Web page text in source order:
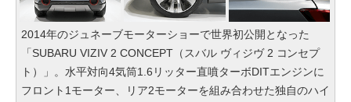
2014年のジュネーブモーターショーで世界初公開となった
「SUBARU VIZIV 2 CONCEPT（スバル ヴィジヴ 2 コンセプ
ト）」。水平対向4気筒1.6リッター直噴ターボDITエンジンに
フロント1モーター、リア2モーターを組み合わせた独自のハイ